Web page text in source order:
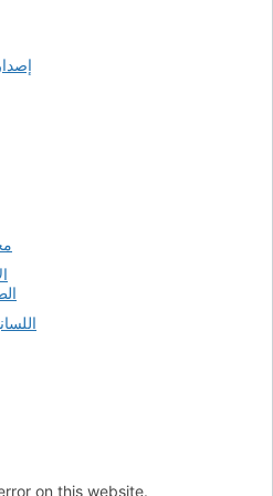
on this website.